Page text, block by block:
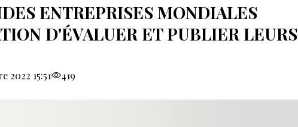
ENTREPRISES MONDIALES
D'ÉVALUER ET PUBLIER LEURS
2022 15:51 419